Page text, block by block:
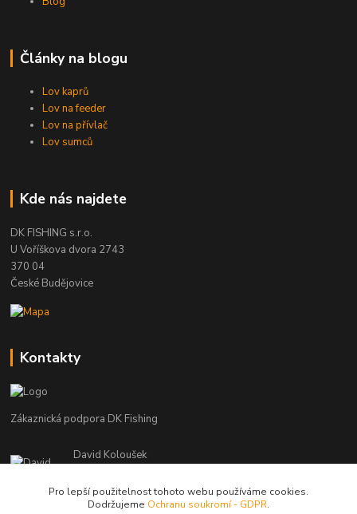
Články na blogu
Lov kaprů
Lov na feeder
Lov na přívlač
Lov sumců
Kde nás najdete
DK FISHING s.r.o.
U Voříškova dvora 2743
370 04
České Budějovice
Kontakty
Zákaznická podpora DK Fishing
David Koloušek
(Po-Pá, 7-18 hod.)
Pro lepší použitelnost tohoto webu používáme cookies.
Dodržujeme Ochranu soukromí - GDPR.